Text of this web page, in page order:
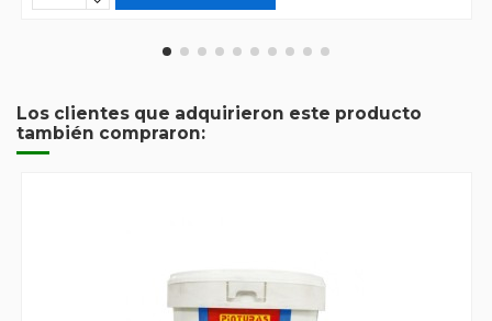
Los clientes que adquirieron este producto
también compraron: